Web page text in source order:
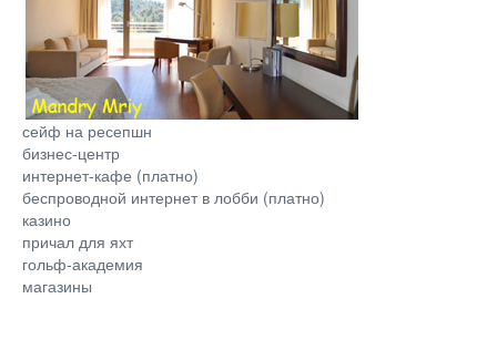
сейф на ресепшн
бизнес-центр
интернет-кафе (платно)
беспроводной интернет в лобби (платно)
казино
причал для яхт
гольф-академия
магазины